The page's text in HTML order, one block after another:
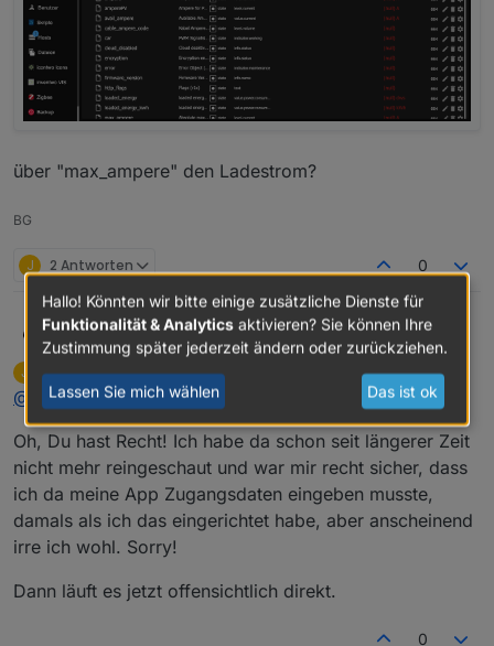
über "max_ampere" den Ladestrom?
BG
J 2 Antworten 0
Humidor@joerghDatenpunkte = Variablen im Objektbaum
der Adapter ist mit dem go direkt verbunden, ich
verstehe deine Cloud Aussage nicht?
dh du steuerst zBsp. den DP "allow_charging" mit
true an?
über "max_ampere" den Ladestrom?
J
Offline
JoergHschrieb am16. Okt. 2021, 15:41
zuletzt editiert von
@
humidor
Oh, Du hast Recht! Ich habe da schon seit längerer Zeit
nicht mehr reingeschaut und war mir recht sicher, dass
ich da meine App Zugangsdaten eingeben musste,
damals als ich das eingerichtet habe, aber anscheinend
irre ich wohl. Sorry!
Dann läuft es jetzt offensichtlich direkt.
0
Hallo! Könnten wir bitte einige zusätzliche Dienste für
Funktionalität & Analytics aktivieren? Sie können Ihre
Zustimmung später jederzeit ändern oder zurückziehen.
Lassen Sie mich wählen Das ist ok